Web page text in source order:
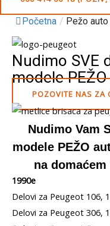
Početna / Pežo
Nudimo SVE
modele
POZOVITE NAS ZA
Nudimo Vam
modele PEŽO
na
1990e
Delovi za Peugeot 106,
Delovi za Peugeot 306,